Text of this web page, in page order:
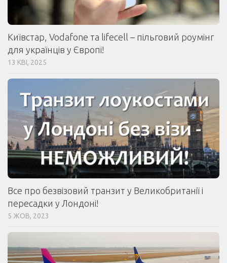
Київстар, Vodafone та lifecell – пільговий роумінг
для українців у Європі!
13 КВІ, 2025
Все про безвізовий транзит у Великобританії і
пересадки у Лондоні!
5 ЖОВ, 2023